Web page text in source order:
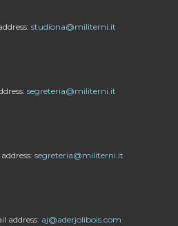
studiona@militerni.it
segreteria@militerni.it
segreteria@militerni.it
address: aj@aderjolibois.com